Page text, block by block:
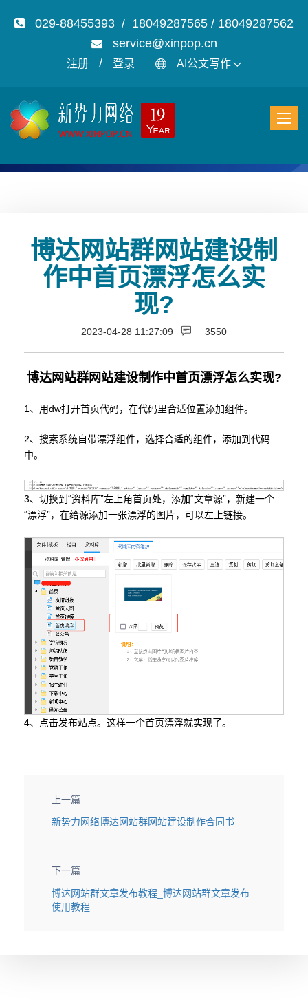
029-88455393 / 18049287565 / 18049287562
service@xinpop.cn
注册 / 登录 AI公文写作
博达网站群网站建设制
作中首页漂浮怎么实
现?
2023-04-28 11:27:09 3550
博达网站群网站建设制作中首页漂浮怎么实现?
1、用dw打开首页代码，在代码里合适位置添加组件。
2、搜索系统自带漂浮组件，选择合适的组件，添加到代码
中。
3、切换到“资料库”左上角首页处，添加“文章源”，新建一个
“漂浮”，在给源添加一张漂浮的图片，可以左上链接。
4、点击发布站点。这样一个首页漂浮就实现了。
上一篇
新势力网络博达网站群网站建设制作合同书
下一篇
博达网站群文章发布教程_博达网站群文章发布
使用教程